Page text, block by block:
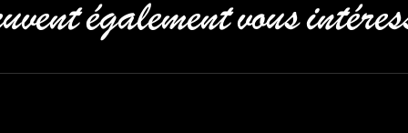
également vous